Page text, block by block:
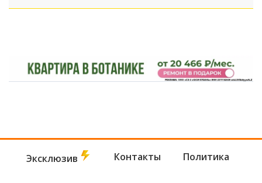
Эксклюзив Контакты Политика